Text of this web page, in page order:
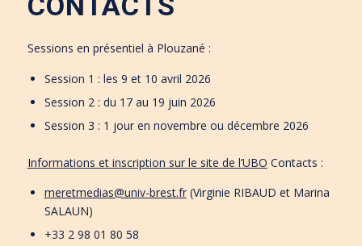
Sessions en présentiel à Plouzané :
Session 1 : les 9 et 10 avril 2026
Session 2 : du 17 au 19 juin 2026
Session 3 : 1 jour en novembre ou décembre 2026
Informations et inscription sur le site de l’UBO Contacts :
meretmedias@univ-brest.fr(Virginie RIBAUD et Marina
SALAUN)
+33 2 98 01 80 58